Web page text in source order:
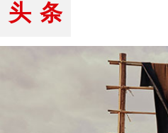
头条